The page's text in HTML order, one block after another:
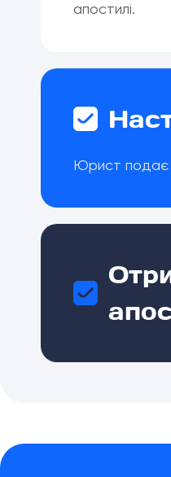
апостилі.
Юрист подає